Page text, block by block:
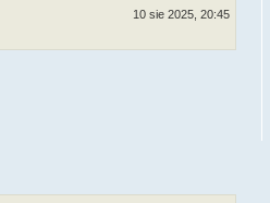
10 sie 2025, 20:45